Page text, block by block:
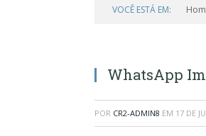
VOCÊ ESTÁ EM:
WhatsApp
POR CR2-ADMIN8 EM 17 DE